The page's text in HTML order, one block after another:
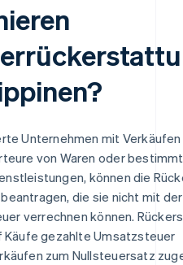
Unternehmen mit Verkäufen
von Waren oder
können die
die sie nicht mit der
verrechnen können.
Käufe gezahlte Umsatzsteuer
zum Nullsteuersatz